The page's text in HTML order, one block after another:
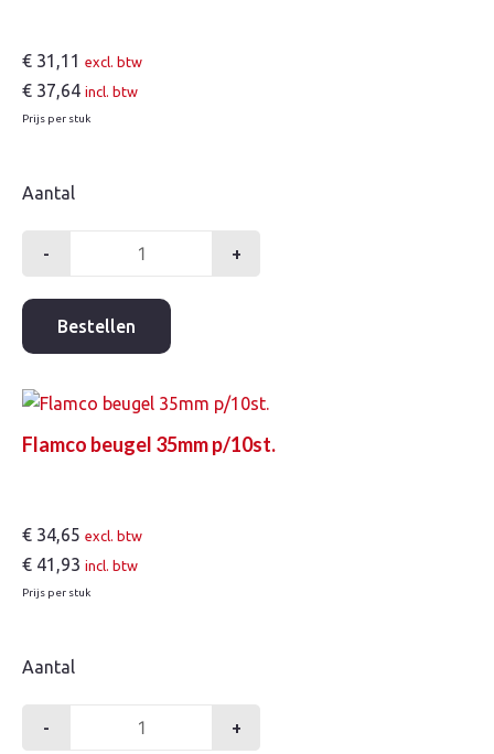
€ 31,11 excl. btw
€ 37,64 incl. btw
Prijs per stuk
Aantal
-
beugel
28mm
p/10st.
aantal
+
Bestellen
Flamco beugel 35mm p/10st.
€ 34,65 excl. btw
€ 41,93 incl. btw
Prijs per stuk
Aantal
- +